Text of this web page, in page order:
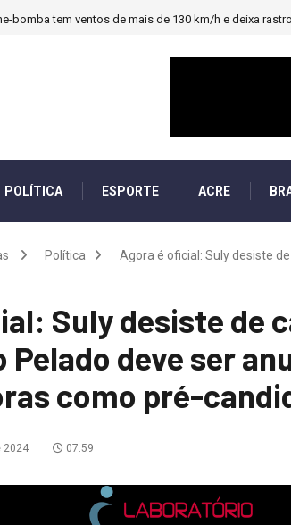
bomba tem ventos de mais de 130 km/h e deixa
POLÍTICA ESPORTE ACRE
Política Agora é oficial: Suly desiste
Suly desiste de
Pelado deve ser
como pré-
2024 07:59